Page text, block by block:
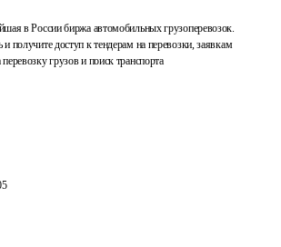
в России биржа автомобильных грузоперевозок.
и получите доступ к тендерам на перевозки, заявкам
перевозку грузов и поиск транспорта